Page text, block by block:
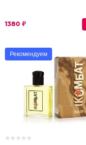
1380 ₽
Рекомендуем